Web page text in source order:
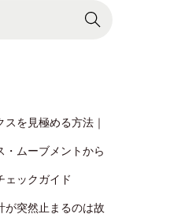
を見極める方法｜
・ムーブメントから
ェックガイド
が突然止まるのは故